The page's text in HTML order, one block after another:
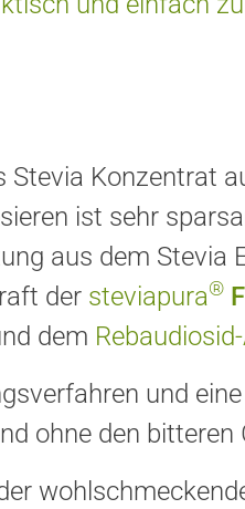
Stevia Konzentrat
ist sehr
aus dem Stevia
der steviapura®
dem
und
ohne den bitteren